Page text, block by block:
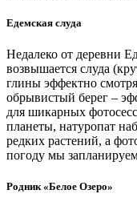
Едемская слуда
Недалеко от деревни
возвышается слуда
глины эффектно
обрывистый берег –
для шикарных
планеты, натуропат
редких растений, а
погоду мы
Родник «Белое Озеро»